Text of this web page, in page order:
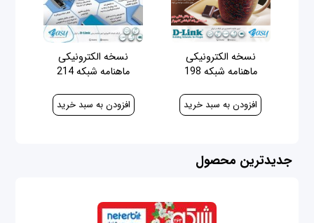
جدیدترین محصول
نسخه الکترونیکی
ماهنامه شبکه 198
نسخه الکترونیکی
ماهنامه شبکه 214